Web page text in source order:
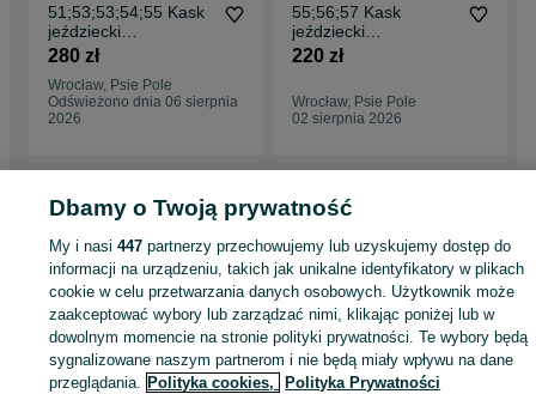
51;53;53;54;55 Kask
jeździecki
KnightsBridge xxs-s
280 zł
Wrocław, Psie Pole
Odświeżono dnia 06 sierpnia
2026
55;56;57 Kask
jeździecki
KnightsBridge czarny
220 zł
Wrocław, Psie Pole
02 sierpnia 2026
Toczki i kaski - Dolnośląskie
Toczki i kaski - Wrocław Toczki i kaski - Psie
KATEGORIA
ID:1010670694 Wyświetlenia:
Dbamy o Twoją prywatność
My i nasi447 partnerzy przechowujemy lub uzyskujemy dostęp do
informacji na urządzeniu, takich jak unikalne identyfikatory w plikach
cookie w celu przetwarzania danych osobowych. Użytkownik może
zaakceptować wybory lub zarządzać nimi, klikając poniżej lub w
dowolnym momencie na stronie polityki prywatności. Te wybory będą
sygnalizowane naszym partnerom i nie będą miały wpływu na dane
przeglądania. Polityka cookies, Polityka Prywatności